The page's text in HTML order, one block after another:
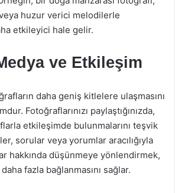
huzur verici melodilerle
etkileyici hale gelir.
ve Etkileşim
daha geniş kitlelere ulaşmasını
Fotoğraflarınızı paylaştığınızda,
etkileşimde bulunmalarını teşvik
sorular veya yorumlar aracılığıyla
hakkında düşünmeye yönlendirmek,
fazla bağlanmasını sağlar.